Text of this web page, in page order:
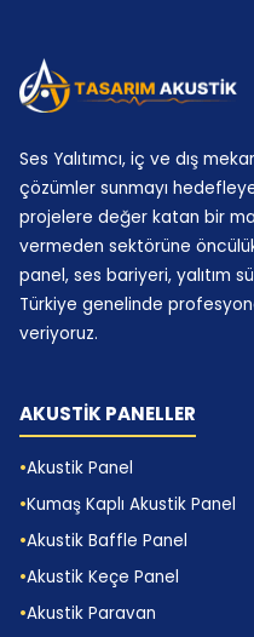
kenar bantları ve
birleşimlerin doğru
döşeme ses izolasyon
çoğu zaman sadece
esas farkı montaj
projede yalnızca
sırası ve kontrol
katlar arası ses geçiş
Bariyerli
Endüstriyel
Alanları
Jeneratör Kabini
Ses Yalıtımcı, iç ve dış
çözümler sunmayı
projelere değer katan bir
vermeden sektörüne
panel, ses bariyeri, yalıtım
Türkiye genelinde
veriyoruz.
AKUSTİK PANELLER
Akustik Panel
Kumaş Kaplı Akustik Panel
Akustik Baffle Panel
Akustik Keçe Panel
Akustik Paravan